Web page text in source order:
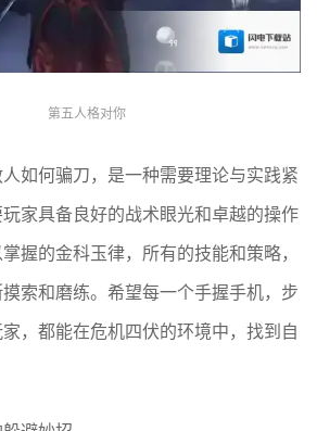
第五人格对你
如何骗刀，是一种需要理论与实践紧
家具备良好的战术眼光和卓越的操作
握的金科玉律，所有的技能和策略，
索和磨练。希望每一个手握手机，步
，都能在危机四伏的环境中，找到自